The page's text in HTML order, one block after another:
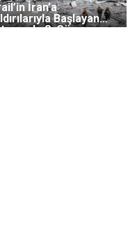
İran’a
Başlayan
8. Gün